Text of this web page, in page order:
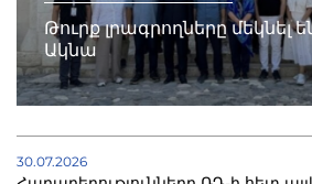
Թուրք լրագրողները մեկնել
Ակնա
30.07.2026